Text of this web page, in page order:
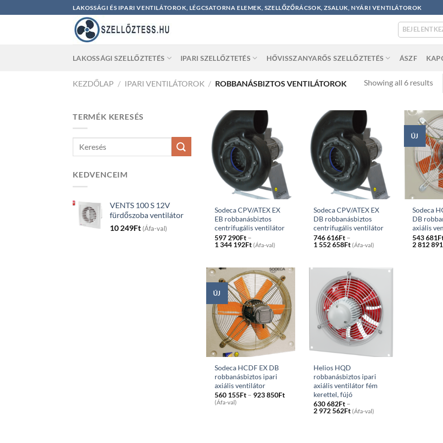
to
LAKOSSÁGI ÉS IPARI VENTILÁTOROK, LÉGCSATORNA ELEMEK, SZELLŐZŐRÁCSOK, ZSALUK, NYÁRI VENTILÁTOROK
LAKOSSÁGI SZELLŐZTETÉS IPARI SZELLŐZTETÉS HŐVISSZANYARŐS SZELLŐZTETÉS ÁSZF
KEZDŐLAP / IPARI VENTILÁTOROK / ROBBANÁSBIZTOS VENTILÁTOROK Showing all 6 results
TERMÉK KERESÉS
KEDVENCEIM
VENTS 100 S 12V
fürdőszoba ventilátor
10 249Ft (Áfa-val)
Sodeca CPV/ATEX EX
EB robbanásbiztos
centrifugális ventilátor
597 290Ft –
1 344 192FtPrice
range:
through
1
344
192Ft
(Áfa-val)
Sodeca CPV/ATEX EX
DB robbanásbiztos
centrifugális ventilátor
746 616Ft –
1 552 658FtPrice
range:
through
1
552
658Ft
(Áfa-val)
ÚJ
Sodeca
DB
axiális
543 681
2 812 891
ÚJ
Sodeca HCDF EX DB
robbanásbiztos ipari
axiális ventilátor
560 155Ft – 923 850FtPrice
(Áfa-val)
Helios HQD
robbanásbiztos ipari
axiális ventilátor fém
kerettel, fújó
630 682Ft –
2 972 562FtPrice
range:
(Áfa-val)